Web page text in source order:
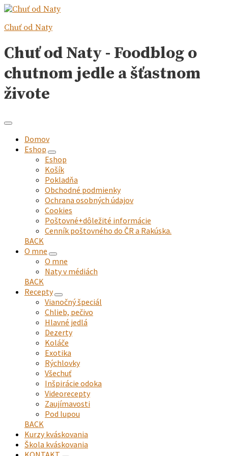
Chuť od Naty
Chuť od Naty - Foodblog o
chutnom jedle a šťastnom
živote
Domov
Eshop
expand
child
menu
Eshop
Košík
Pokladňa
Obchodné podmienky
Ochrana osobných údajov
Cookies
Poštovné+dôležité informácie
Cenník poštovného do ČR a Rakúska.
BACK
O mne
expand
child
menu
O mne
Naty v médiách
BACK
Recepty
expand
child
menu
Vianočný špeciál
Chlieb, pečivo
Hlavné jedlá
Dezerty
Koláče
Exotika
Rýchlovky
Všechuť
Inšpirácie odoka
Videorecepty
Zaujímavosti
Pod lupou
BACK
Kurzy kváskovania
Škola kváskovania